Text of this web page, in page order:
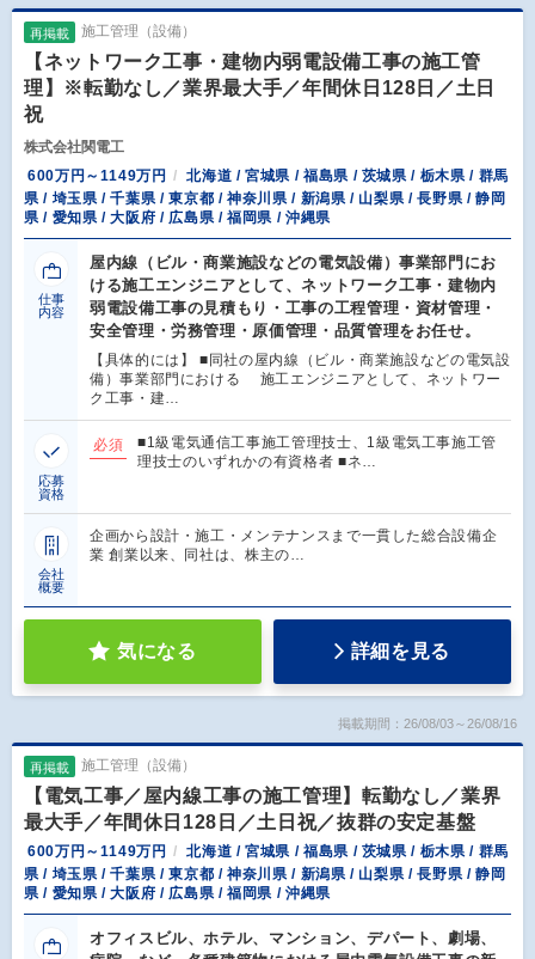
再掲載 施工管理（設備）
【ネットワーク工事・建物内弱電設備工事の施工管
理】※転勤なし／業界最大手／年間休日128日／土日
祝
株式会社関電工
600万円～1149万円
北海道 / 宮城県 / 福島県 / 茨城県 / 栃木県 / 群馬
県 / 埼玉県 / 千葉県 / 東京都 / 神奈川県 / 新潟県 / 山梨県 / 長野県 / 静岡
県 / 愛知県 / 大阪府 / 広島県 / 福岡県 / 沖縄県
仕事
内容
屋内線（ビル・商業施設などの電気設備）事業部門にお
ける施工エンジニアとして、ネットワーク工事・建物内
弱電設備工事の見積もり・工事の工程管理・資材管理・
安全管理・労務管理・原価管理・品質管理をお任せ。
【具体的には】 ■同社の屋内線（ビル・商業施設などの電気設
備）事業部門における 施工エンジニアとして、ネットワー
ク工事・建…
応募
資格
必須
■1級電気通信工事施工管理技士、1級電気工事施工管
理技士のいずれかの有資格者 ■ネ…
会社
概要
企画から設計・施工・メンテナンスまで一貫した総合設備企
業 創業以来、同社は、株主の…
気になる 詳細を見る
掲載期間：26/08/03～26/08/16
再掲載 施工管理（設備）
【電気工事／屋内線工事の施工管理】転勤なし／業界
最大手／年間休日128日／土日祝／抜群の安定基盤
600万円～1149万円
北海道 / 宮城県 / 福島県 / 茨城県 / 栃木県 / 群馬
県 / 埼玉県 / 千葉県 / 東京都 / 神奈川県 / 新潟県 / 山梨県 / 長野県 / 静岡
県 / 愛知県 / 大阪府 / 広島県 / 福岡県 / 沖縄県
オフィスビル、ホテル、マンション、デパート、劇場、